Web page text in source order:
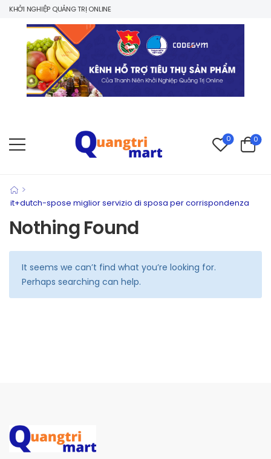
NGHIỆP QUẢNG TRỊ ONLINE
0 0
>
it+dutch-spose miglior servizio di sposa per corrispondenza
Nothing Found
It seems we can’t find what you’re looking for.
Perhaps searching can help.